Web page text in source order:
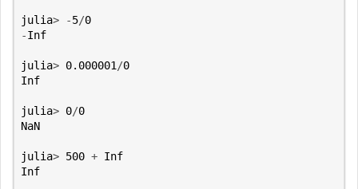
julia> -5/0
-Inf
julia> 0.000001 /0
Inf
julia> 0/0
NaN
julia> 500 + Inf
Inf